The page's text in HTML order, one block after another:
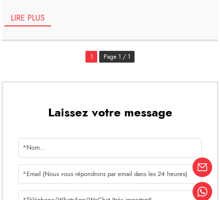
nous engageons à fournir des produits de haute qualité qui
répondent aux divers besoins [...]
LIRE PLUS
1 Page 1 / 1
Laissez votre message